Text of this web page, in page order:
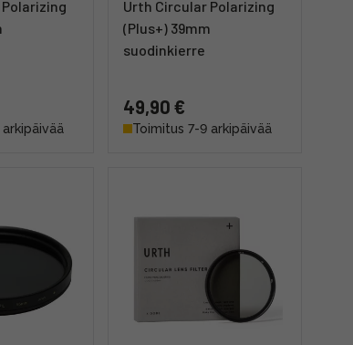
Urth Circular Polarizing
(Plus+) 39mm
suodinkierre
49,90 €
Toimitus 7-9 arkipäivää